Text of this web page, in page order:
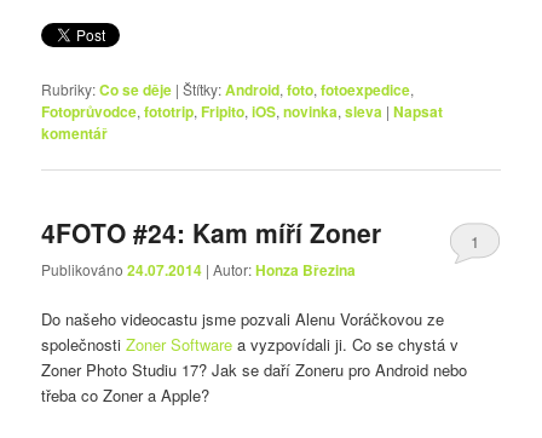
Rubriky:Co se děje |Štítky:Android,foto,fotoexpedice,
Fotoprůvodce,fototrip,Fripito,iOS,novinka,sleva |Napsat
komentář
4FOTO #24: Kam míří Zoner
Publikováno24.07.2014 | Autor:Honza Březina
1
Do našeho videocastu jsme pozvali Alenu Voráčkovou ze
společnostiZoner Software a vyzpovídali ji. Co se chystá v
Zoner Photo Studiu 17? Jak se daří Zoneru pro Android nebo
třeba co Zoner a Apple?